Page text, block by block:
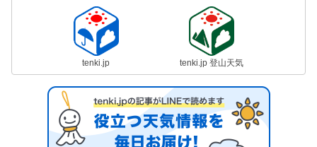
tenki.jp tenki.jp 登山天気